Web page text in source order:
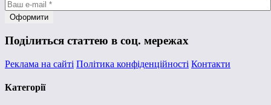
Поділиться статтею в соц. мережах
Реклама на сайті Політика конфіденційності Контакти
Категорії